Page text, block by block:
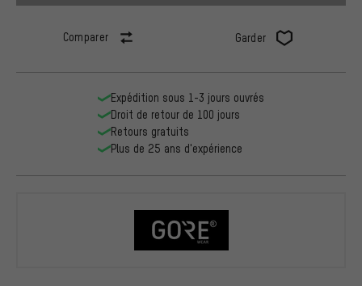
Comparer Garder
Expédition sous 1-3 jours ouvrés
Droit de retour de 100 jours
Retours gratuits
Plus de 25 ans d'expérience